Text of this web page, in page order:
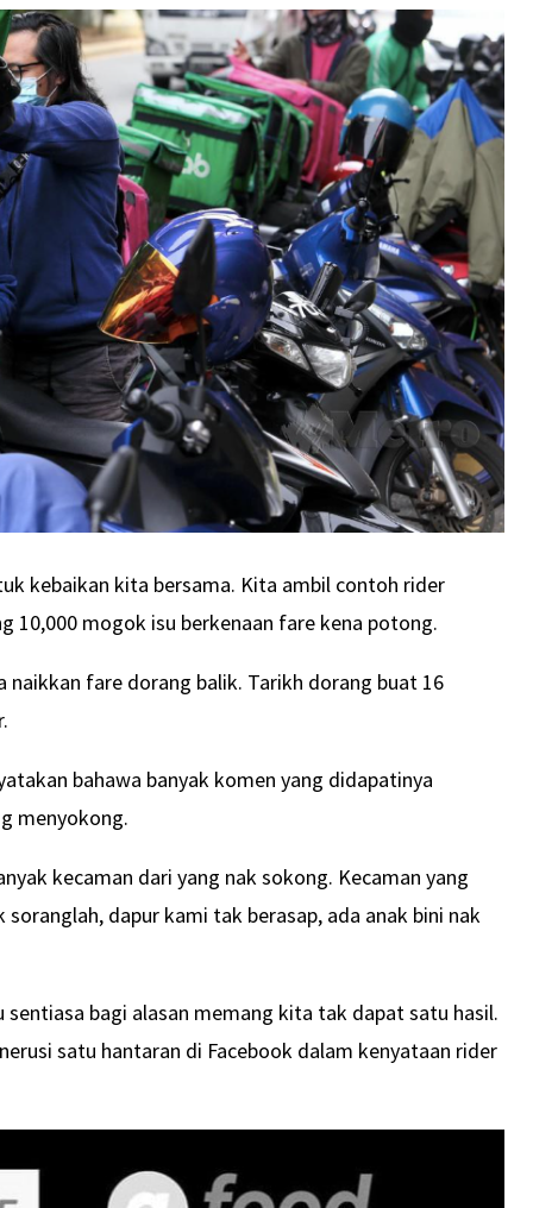
kebaikan kita bersama. Kita ambil contoh rider
10,000 mogok isu berkenaan fare kena potong.
naikkan fare dorang balik. Tarikh dorang buat 16
bahawa banyak komen yang didapatinya
menyokong.
kecaman dari yang nak sokong. Kecaman yang
dapur kami tak berasap, ada anak bini nak
sentiasa bagi alasan memang kita tak dapat satu hasil.
satu hantaran di Facebook dalam kenyataan rider